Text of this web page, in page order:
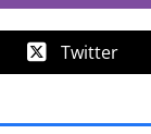
Twitter